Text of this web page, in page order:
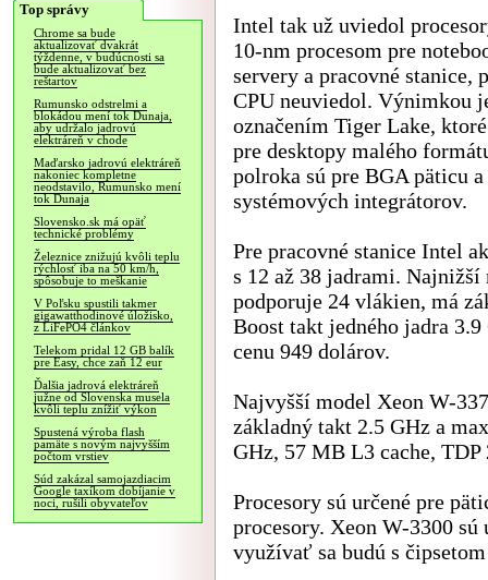
Top správy
Chrome sa bude
aktualizovať dvakrát
týždenne, v budúcnosti sa
bude aktualizovať bez
reštartov
Rumunsko odstrelmi a
blokádou mení tok Dunaja,
aby udržalo jadrovú
elektráreň v chode
Maďarsko jadrovú elektráreň
nakoniec kompletne
neodstavilo, Rumunsko mení
tok Dunaja
Slovensko.sk má opäť
technické problémy
Železnice znižujú kvôli teplu
rýchlosť iba na 50 km/h,
spôsobuje to meškanie
V Poľsku spustili takmer
gigawatthodinové úložisko,
z LiFePO4 článkov
Telekom pridal 12 GB balík
pre Easy, chce zaň 12 eur
Ďalšia jadrová elektráreň
južne od Slovenska musela
kvôli teplu znížiť výkon
Spustená výroba flash
pamäte s novým najvyšším
počtom vrstiev
Súd zakázal samojazdiacim
Google taxíkom dobíjanie v
noci, rušili obyvateľov
Intel tak už uviedol
10-nm procesom pre
servery a pracovné stanice,
CPU neuviedol. Výnimkou
označením Tiger Lake,
pre desktopy malého
polroka sú pre BGA päticu
systémových integrátorov.
Pre pracovné stanice Intel
s 12 až 38 jadrami.
podporuje 24 vlákien, má
Boost takt jedného jadra
cenu 949 dolárov.
Najvyšší model Xeon W-
základný takt 2.5 GHz a
GHz, 57 MB L3 cache,
Procesory sú určené pre
procesory. Xeon W-3300 sú
využívať sa budú s